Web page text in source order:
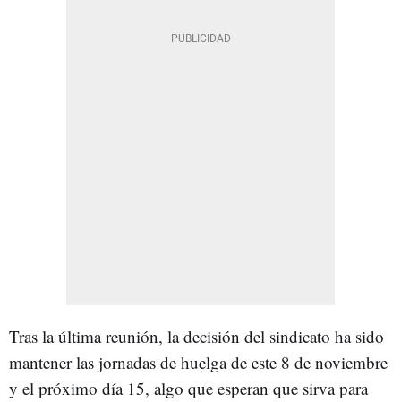
Tras la última reunión, la decisión del sindicato ha sido
mantener las jornadas de huelga de este 8 de noviembre
y el próximo día 15, algo que esperan que sirva para